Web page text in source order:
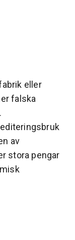
eller
falska
av
stora pengar